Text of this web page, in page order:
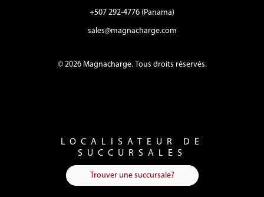
+507 292-4776 (Panama)
sales@magnacharge.com
© 2026 Magnacharge. Tous droits réservés.
LOCALISATEUR DE
SUCCURSALES
Trouver une succursale?